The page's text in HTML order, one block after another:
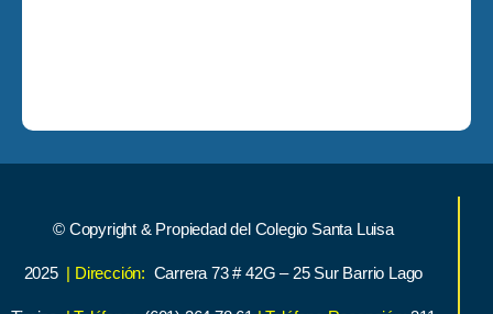
© Copyright & Propiedad del Colegio Santa Luisa
2025 | Dirección: Carrera 73 # 42G – 25 Sur Barrio Lago